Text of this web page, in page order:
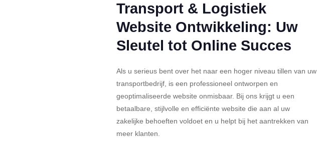
Transport & Logistiek
Website Ontwikkeling: Uw
Sleutel tot Online Succes
Als u serieus bent over het naar een hoger niveau tillen van uw
transportbedrijf, is een professioneel ontworpen en
geoptimaliseerde website onmisbaar. Bij ons krijgt u een
betaalbare, stijlvolle en efficiënte website die aan al uw
zakelijke behoeften voldoet en u helpt bij het aantrekken van
meer klanten.